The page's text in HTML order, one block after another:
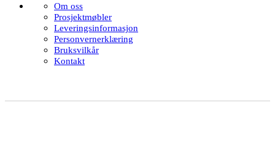
Om oss
Prosjektmøbler
Leveringsinformasjon
Personvernerklæring
Bruksvilkår
Kontakt